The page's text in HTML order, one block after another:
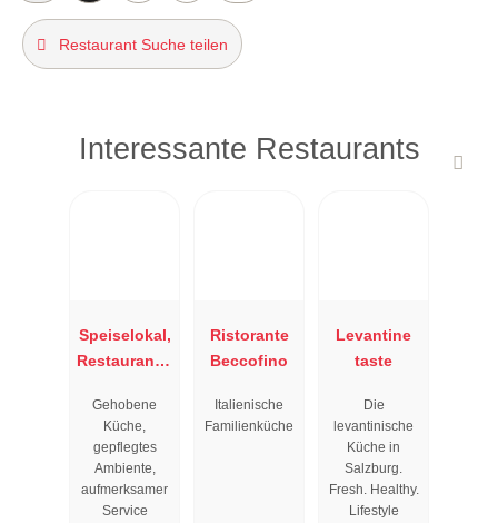
Restaurant Suche teilen
Interessante Restaurants
Speiselokal,
Restaurant "
"
Gehobene
Küche,
gepflegtes
Ambiente,
aufmerksamer
Service
Ristorante
Beccofino
Italienische
Familienküche
Levantine
taste
Die
levantinische
Küche in
Salzburg.
Fresh. Healthy.
Lifestyle